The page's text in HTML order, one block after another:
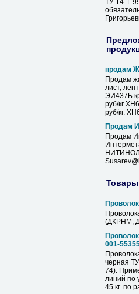
ТУ 14-1-
продам
Продам
лист,
ЭИ437Б
руб/кг
руб/кг.
Продам
Продам
НИТИНОЛ
Товары
(ДКРНМ,
001-
черная
74).
линий по
45 кг. по